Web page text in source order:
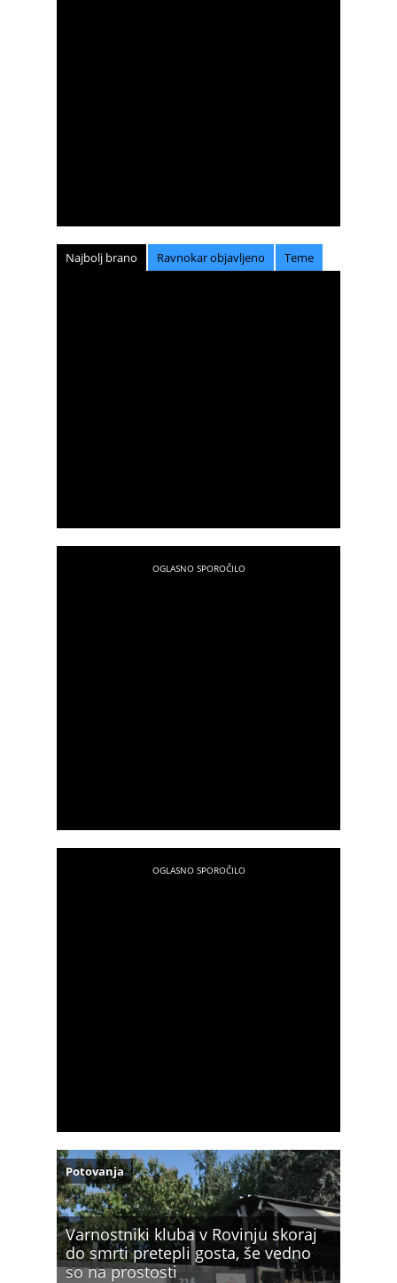
Najbolj brano Ravnokar objavljeno Teme
Varnostniki kluba v Rovinju skoraj
do smrti pretepli gosta, še vedno
so na prostosti
Potovanja